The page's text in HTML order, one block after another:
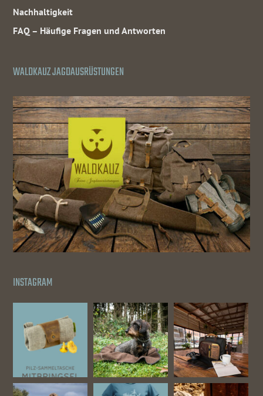
Nachhaltigkeit
FAQ – Häufige Fragen und Antworten
WALDKAUZ JAGDAUSRÜSTUNGEN
INSTAGRAM